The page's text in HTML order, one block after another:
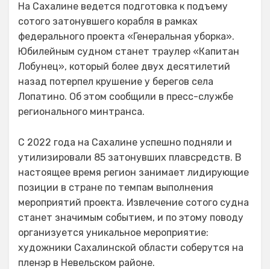
На Сахалине ведется подготовка к подъему
сотого затонувшего корабля в рамках
федерального проекта «Генеральная уборка».
Юбилейным судном станет траулер «Капитан
Лобунец», который более двух десятилетий
назад потерпел крушение у берегов села
Лопатино. Об этом сообщили в пресс-службе
регионального минтранса.
С 2022 года на Сахалине успешно подняли и
утилизировали 85 затонувших плавсредств. В
настоящее время регион занимает лидирующие
позиции в стране по темпам выполнения
мероприятий проекта. Извлечение сотого судна
станет значимым событием, и по этому поводу
организуется уникальное мероприятие:
художники Сахалинской области соберутся на
пленэр в Невельском районе.